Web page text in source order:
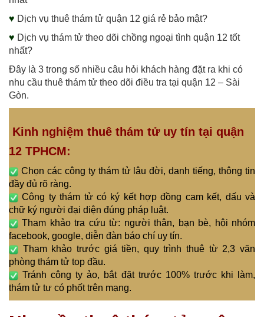
♥ Dịch vụ thuê thám tử quận 12 giá rẻ bảo mật?
♥ Dịch vụ thám tử theo dõi chồng ngoại tình quận 12 tốt
nhất?
Đây là 3 trong số nhiều câu hỏi khách hàng đặt ra khi có
nhu cầu thuê thám tử theo dõi điều tra tại quận 12 – Sài
Gòn.
Kinh nghiệm thuê thám tử uy tín tại quận
12 TPHCM:
Chọn các công ty thám tử lâu đời, danh tiếng, thông tin
đầy đủ rõ ràng.
Công ty thám tử có ký kết hợp đồng cam kết, dấu và
chữ ký người đại diện đúng pháp luật.
Tham khảo tra cứu từ: người thân, bạn bè, hội nhóm
facebook, google, diễn đàn báo chí uy tín.
Tham khảo trước giá tiền, quy trình thuê từ 2,3 văn
phòng thám tử top đầu.
Tránh công ty ảo, bắt đặt trước 100% trước khi làm,
thám tử tư có phốt trên mạng.